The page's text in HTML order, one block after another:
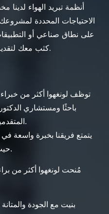
أنظمة تبريد الهواء
الاحتياجات المحددة
على نطاق صناعي أو
كثب معك لتقديم الحلول المثلى.
باحثًا ومستشاري
المتقدمين والدكتوراه وطلاب الماجستير.
يتمتع فريقنا بخبرة واسعة
حيث يقدم أنظمة فعالة وموثوقة.
مُنحت لونغهوا أكثر من
بنيت مع الجودة